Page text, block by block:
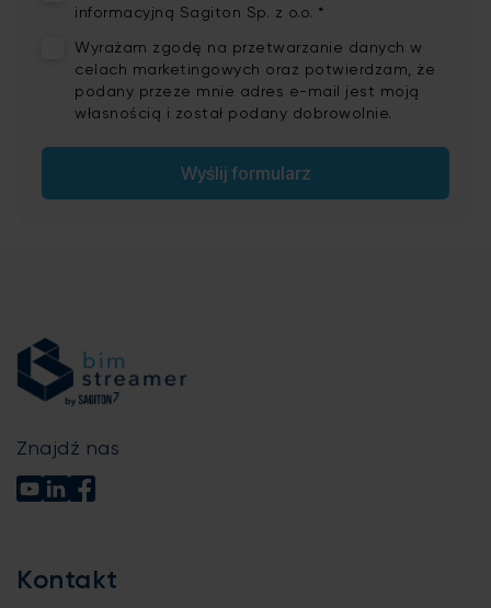
informacyjną Sagiton Sp. z o.o. *
Wyrażam zgodę na przetwarzanie danych w
celach marketingowych oraz potwierdzam, że
podany przeze mnie adres e-mail jest moją
własnością i został podany dobrowolnie.
Znajdź nas
Kontakt